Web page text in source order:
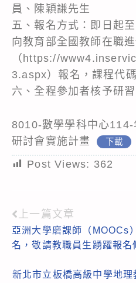
員、陳穎謙先生
五、報名方式：即日起
向教育部全國教師在職
（https://
3.aspx）報名，課程代
六、全程參加者核予研
8010-數學學科中心
研討會實施計畫
下載
Post Views: 362
Read
more
上一篇文章
亞洲大學磨課師（MOOCs
名，敬請教職員生踴躍報名
新北市立板橋高級中學地